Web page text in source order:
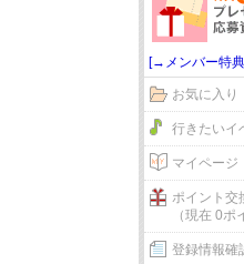
[→メンバー特
お気に入り
行きたいイ
マイページ
ポイント交
（現在 0ポ
登録情報確